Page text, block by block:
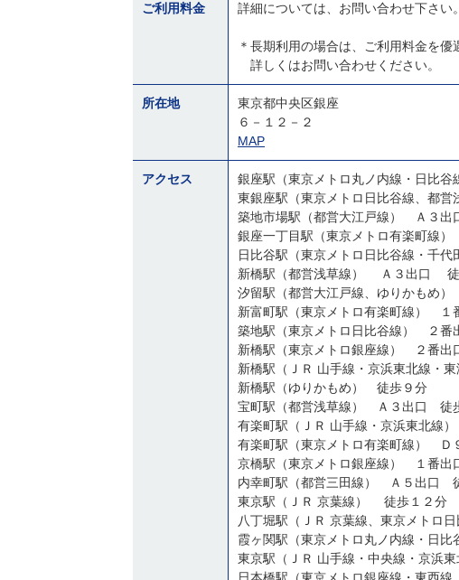
ご利用料金 詳細については、お問い合わせ下さい。
＊長期利用の場合は、ご利用料金を
詳しくはお問い合わせください。
所在地
東京都中央区銀座
６－１２－２
MAP
アクセス
銀座駅（東京メトロ丸ノ内線・日比
東銀座駅（東京メトロ日比谷線、都
築地市場駅（都営大江戸線） Ａ３
銀座一丁目駅（東京メトロ有楽町線
日比谷駅（東京メトロ日比谷線・千
新橋駅（都営浅草線） Ａ３出口 徒
汐留駅（都営大江戸線、ゆりかもめ
新富町駅（東京メトロ有楽町線）
築地駅（東京メトロ日比谷線） ２
新橋駅（東京メトロ銀座線） ２番
新橋駅（ゆりかもめ） 徒歩９分
宝町駅（都営浅草線） Ａ３出口 徒
有楽町駅（ＪＲ 山手線・京浜東北
有楽町駅（東京メトロ有楽町線）
京橋駅（東京メトロ銀座線） １番
内幸町駅（都営三田線） Ａ５出口
東京駅（ＪＲ 京葉線） 徒歩１２分
八丁堀駅（ＪＲ 京葉線、東京メト
霞ヶ関駅（東京メトロ丸ノ内線・日
東京駅（ＪＲ 山手線・中央線・京浜